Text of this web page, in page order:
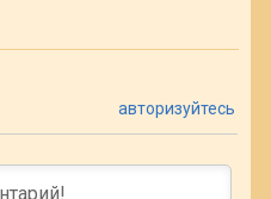
авторизуйтесь